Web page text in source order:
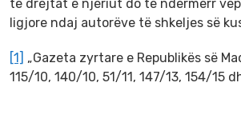
të drejtat e njeriut do të ndërmerr
ligjore ndaj autorëve të shkeljes së
[1] „Gazeta zyrtare e Republikës së
115/10, 140/10, 51/11, 147/13, 154/15